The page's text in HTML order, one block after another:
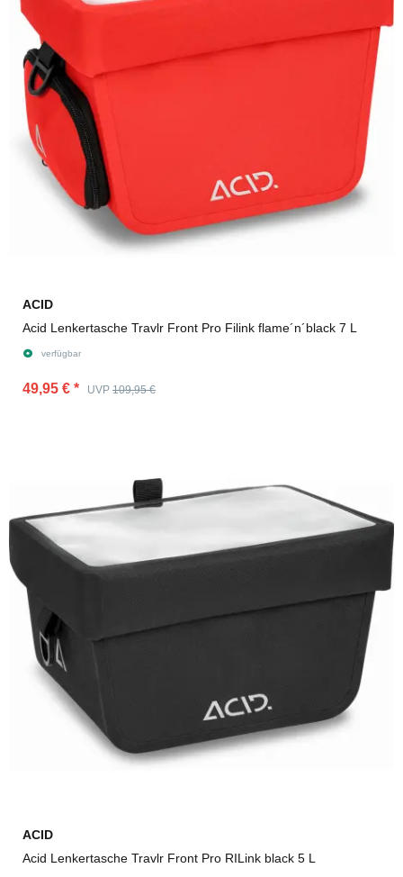
ACID
Acid Lenkertasche Travlr Front Pro Filink flame´n´black 7 L
verfügbar
49,95 € * UVP 109,95 €
ACID
Acid Lenkertasche Travlr Front Pro RILink black 5 L